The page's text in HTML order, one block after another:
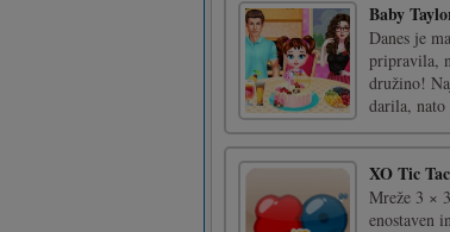
Baby
Danes je
pripravila,
družino!
darila,
XO Tic
Mreže 3 ×
enostaven